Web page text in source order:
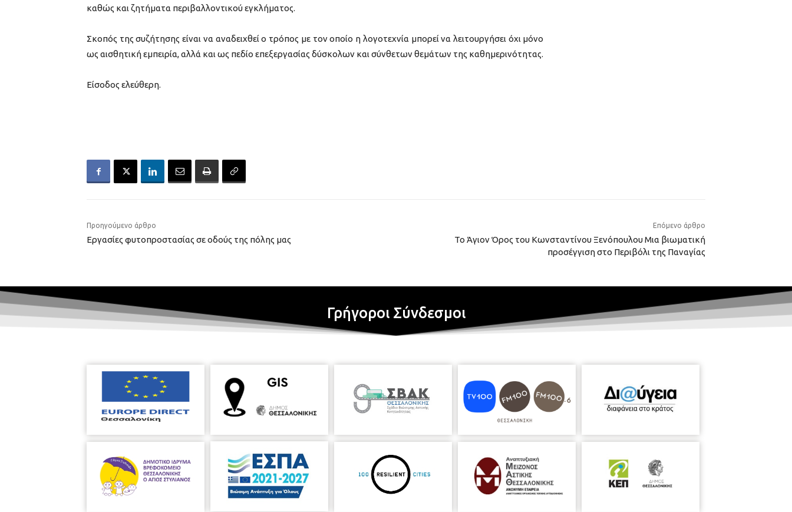
καθώς και ζητήματα περιβαλλοντικού εγκλήματος.
Σκοπός της συζήτησης είναι να αναδειχθεί ο τρόπος με τον οποίο η λογοτεχνία μπορεί να λειτουργήσει όχι μόνο
ως αισθητική εμπειρία, αλλά και ως πεδίο επεξεργασίας δύσκολων και σύνθετων θεμάτων της καθημερινότητας.
Είσοδος ελεύθερη.
Προηγούμενο άρθρο
Εργασίες φυτοπροστασίας σε οδούς της πόλης μας
Επόμενο άρθρο
Το Άγιον Όρος του Κωνσταντίνου Ξενόπουλου Μια βιωματική
προσέγγιση στο Περιβόλι της Παναγίας
Γρήγοροι Σύνδεσμοι